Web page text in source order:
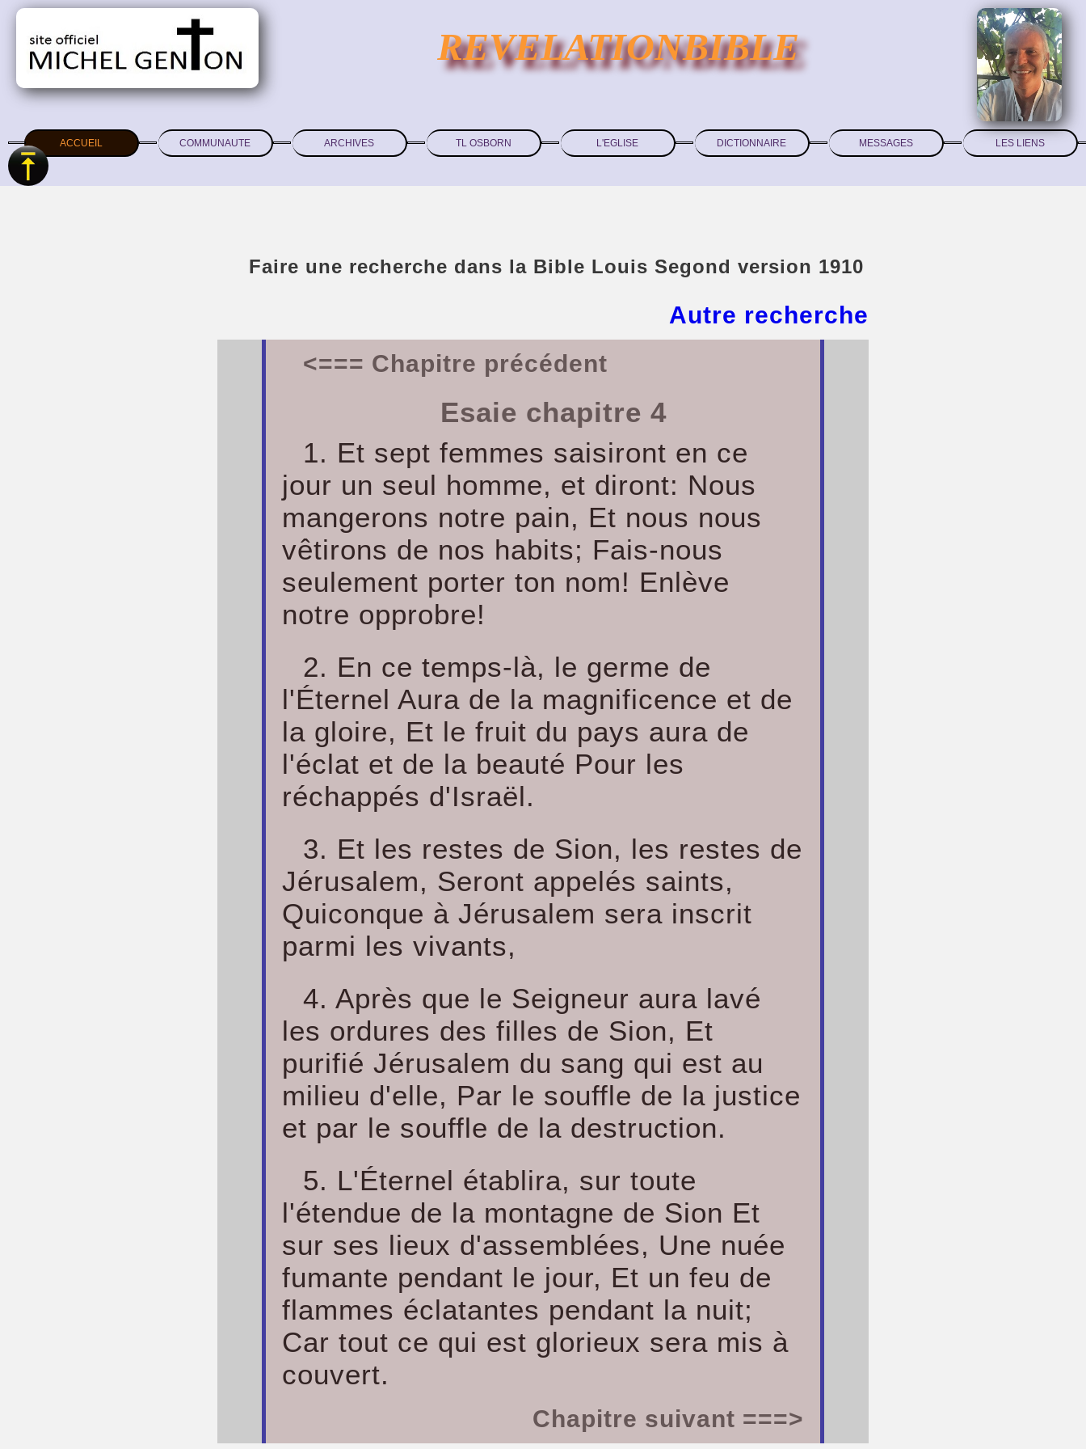
REVELATIONBIBLE
ACCUEIL COMMUNAUTE ARCHIVES TL OSBORN L'EGLISE DICTIONNAIRE MESSAGES LES LIENS
Faire une recherche dans la Bible Louis Segond version 1910
Autre recherche
<=== Chapitre précédent
Esaie chapitre 4
1. Et sept femmes saisiront en ce
jour un seul homme, et diront: Nous
mangerons notre pain, Et nous nous
vêtirons de nos habits; Fais-nous
seulement porter ton nom! Enlève
notre opprobre!
2. En ce temps-là, le germe de
l'Éternel Aura de la magnificence et de
la gloire, Et le fruit du pays aura de
l'éclat et de la beauté Pour les
réchappés d'Israël.
3. Et les restes de Sion, les restes de
Jérusalem, Seront appelés saints,
Quiconque à Jérusalem sera inscrit
parmi les vivants,
4. Après que le Seigneur aura lavé
les ordures des filles de Sion, Et
purifié Jérusalem du sang qui est au
milieu d'elle, Par le souffle de la justice
et par le souffle de la destruction.
5. L'Éternel établira, sur toute
l'étendue de la montagne de Sion Et
sur ses lieux d'assemblées, Une nuée
fumante pendant le jour, Et un feu de
flammes éclatantes pendant la nuit;
Car tout ce qui est glorieux sera mis à
couvert.
Chapitre suivant ===>